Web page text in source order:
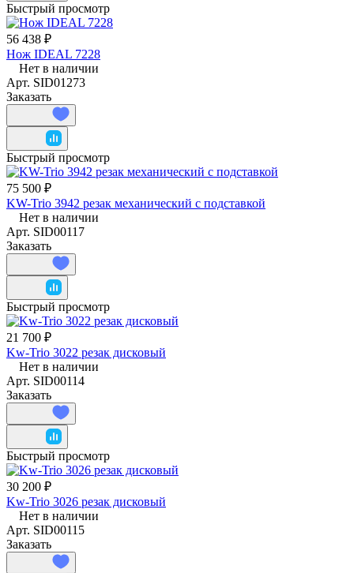
Быстрый просмотр
56 438 ₽
Нож IDEAL 7228
Нет в наличии
Арт. SID01273
Заказать
Быстрый просмотр
75 500 ₽
KW-Trio 3942 резак механический с подставкой
Нет в наличии
Арт. SID00117
Заказать
Быстрый просмотр
21 700 ₽
Kw-Trio 3022 резак дисковый
Нет в наличии
Арт. SID00114
Заказать
Быстрый просмотр
30 200 ₽
Kw-Trio 3026 резак дисковый
Нет в наличии
Арт. SID00115
Заказать